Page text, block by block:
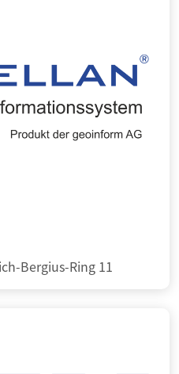
Bergius-Ring 11